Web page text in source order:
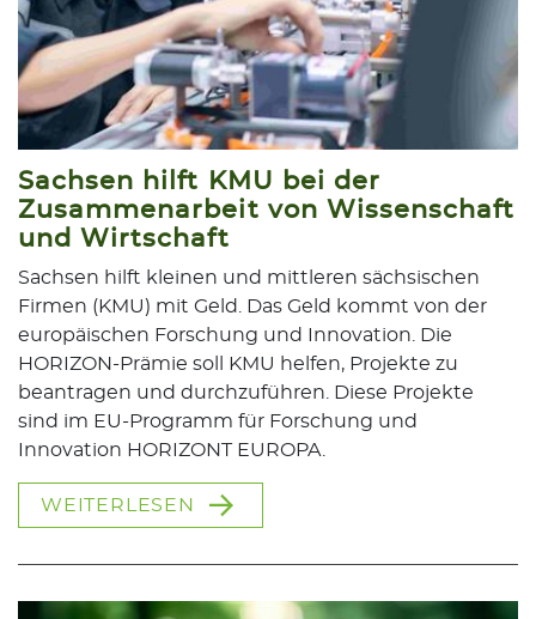
Sachsen hilft KMU bei der
Zusammenarbeit von Wissenschaft
und Wirtschaft
Sachsen hilft kleinen und mittleren sächsischen
Firmen (KMU) mit Geld. Das Geld kommt von der
europäischen Forschung und Innovation. Die
HORIZON-Prämie soll KMU helfen, Projekte zu
beantragen und durchzuführen. Diese Projekte
sind im EU-Programm für Forschung und
Innovation HORIZONT EUROPA.
WEITERLESEN